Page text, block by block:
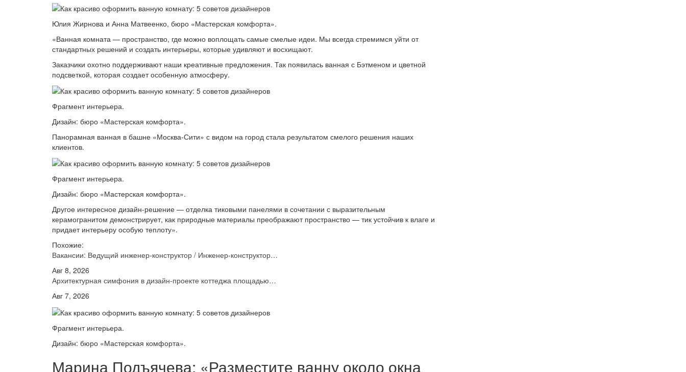
Юлия Жирнова и Анна Матвеенко, бюро «Мастерская комфорта».
«Ванная комната — пространство, где можно воплощать самые смелые идеи. Мы всегда стремимся уйти от
стандартных решений и создать интерьеры, которые удивляют и восхищают.
Заказчики охотно поддерживают наши креативные предложения. Так появилась ванная с Бэтменом и цветной
подсветкой, которая создает особенную атмосферу.
Фрагмент интерьера.
Дизайн: бюро «Мастерская комфорта».
Панорамная ванная в башне «Москва-Сити» с видом на город стала результатом смелого решения наших
клиентов.
Фрагмент интерьера.
Дизайн: бюро «Мастерская комфорта».
Другое интересное дизайн-решение — отделка тиковыми панелями в сочетании с выразительным
керамогранитом демонстрирует, как природные материалы преображают пространство — тик устойчив к влаге и
придает интерьеру особую теплоту».
Похожие:
Вакансии: Ведущий инженер-конструктор / Инженер-конструктор…
Авг 8, 2026
Архитектурная симфония в дизайн-проекте коттеджа площадью…
Авг 7, 2026
Фрагмент интерьера.
Дизайн: бюро «Мастерская комфорта».
Марина Подъячева: «Разместите ванну около окна